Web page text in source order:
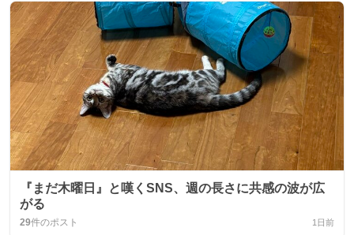
『まだ木曜日』と嘆くSNS、週の長さに共感の波が広
がる
29件のポスト 1日前